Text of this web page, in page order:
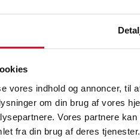
vores indhold og annoncer, til
om din brug af vores
Vores partnere
fra din brug af deres tjenester.
Opvaskestativ med
bakke - sort